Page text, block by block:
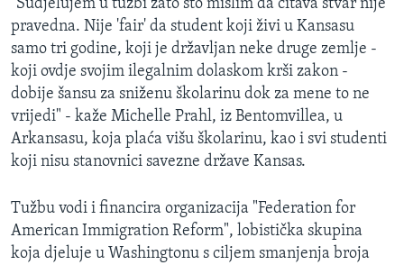
"Sudjelujem u tužbi zato što mislim da čitava stvar nije
pravedna. Nije 'fair' da student koji živi u Kansasu
samo tri godine, koji je državljan neke druge zemlje -
koji ovdje svojim ilegalnim dolaskom krši zakon -
dobije šansu za sniženu školarinu dok za mene to ne
vrijedi" - kaže Michelle Prahl, iz Bentomvillea, u
Arkansasu, koja plaća višu školarinu, kao i svi studenti
koji nisu stanovnici savezne države Kansas.
Tužbu vodi i financira organizacija "Federation for
American Immigration Reform", lobistička skupina
koja djeluje u Washingtonu s ciljem smanjenja broja